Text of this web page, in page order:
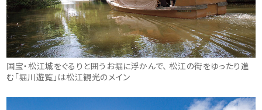
国宝・松江城をぐるりと囲うお堀に浮かんで、 松江の街をゆったり進
む「堀川遊覧」は松江観光のメイン